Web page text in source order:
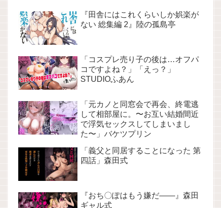
『田舎にはこれくらいしか娯楽が
ない 総集編 2』陸の孤島亭
「コスプレ売り子の後は…オフパ
コですよね？」「えっ？」
STUDIOふあん
「元カノと同窓会で再会、終電逃
して相部屋に。〜お互い結婚間近
で浮気セックスしてしまいまし
た〜」バケツプリン
「義父と同居することになった 第
四話」森田式
『おち〇ぽはもう嫌だ――』森田
ギャル式